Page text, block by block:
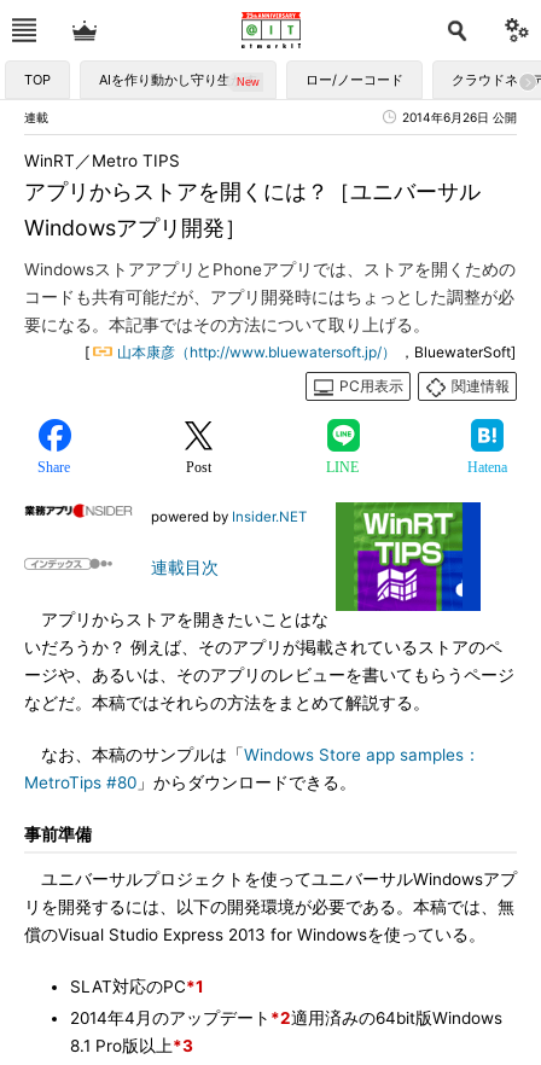
TOP AIを作り動かし守り生かす ロー/ノーコード クラウドネイ
連載 2014年6月26日 公開
アプリからストアを開くには？［ユニバーサル
Windowsアプリ開発］
WinRT／Metro TIPS
WindowsストアアプリとPhoneアプリでは、ストアを開くための
コードも共有可能だが、アプリ開発時にはちょっとした調整が必
要になる。本記事ではその方法について取り上げる。
[ 山本康彦（http://www.bluewatersoft.jp/）
，BluewaterSoft]
PC用表示
関連情報
Share Post LINE Hatena
powered by Insider.NET
連載目次
アプリからストアを開きたいことはな
いだろうか？ 例えば、そのアプリが掲載されているストアのペ
ージや、あるいは、そのアプリのレビューを書いてもらうページ
などだ。本稿ではそれらの方法をまとめて解説する。
なお、本稿のサンプルは「Windows Store app samples：
MetroTips #80 」からダウンロードできる。
事前準備
ユニバーサルプロジェクトを使ってユニバーサルWindowsアプ
リを開発するには、以下の開発環境が必要である。本稿では、無
償のVisual Studio Express 2013 for Windowsを使っている。
SLAT対応のPC*1
2014年4月のアップデート *2適用済みの64bit版Windows
8.1 Pro版以上*3